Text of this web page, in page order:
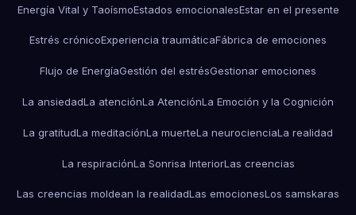
Energía Vital y TaoísmoEstados emocionalesEstar en el presente
Estrés crónicoExperiencia traumáticaFábrica de emociones
Flujo de EnergíaGestión del estrésGestionar emociones
La ansiedadLa atenciónLa AtenciónLa Emoción y la Cognición
La gratitudLa meditaciónLa muerteLa neurocienciaLa realidad
La respiraciónLa Sonrisa InteriorLas creencias
Las creencias moldean la realidadLas emocionesLos samskaras